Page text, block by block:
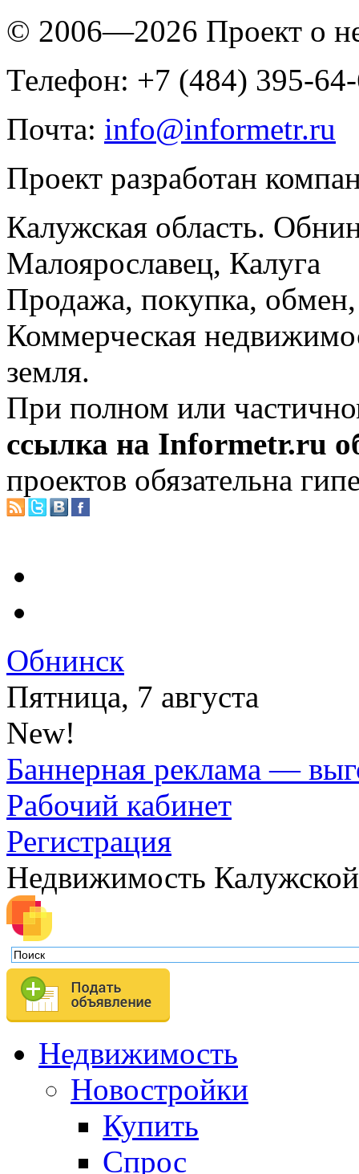
© 2006—2026 Проект о
Телефон: +7 (484) 395-
Почта: info@informetr.ru
Проект разработан
Калужская область.
Малоярославец, Калуга
Продажа, покупка, обмен,
Коммерческая
земля.
При полном или
ссылка на Informetr.ru
проектов обязательна
Обнинск
Пятница, 7 августа
New!
Баннерная реклама —
Рабочий кабинет
Регистрация
Недвижимость
Недвижимость
Новостройки
Купить
Спрос